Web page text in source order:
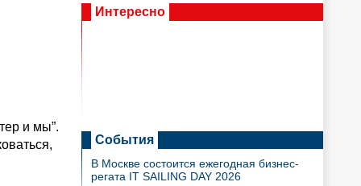
и мы”.
Интересно
События
В Москве состоится ежегодная бизнес-
регата IT SAILING DAY 2026